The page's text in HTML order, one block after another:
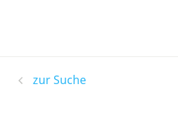
zur Suche